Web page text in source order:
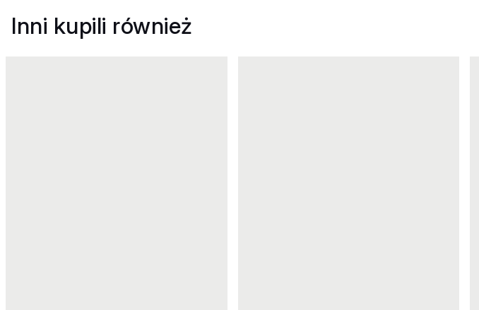
Inni kupili również